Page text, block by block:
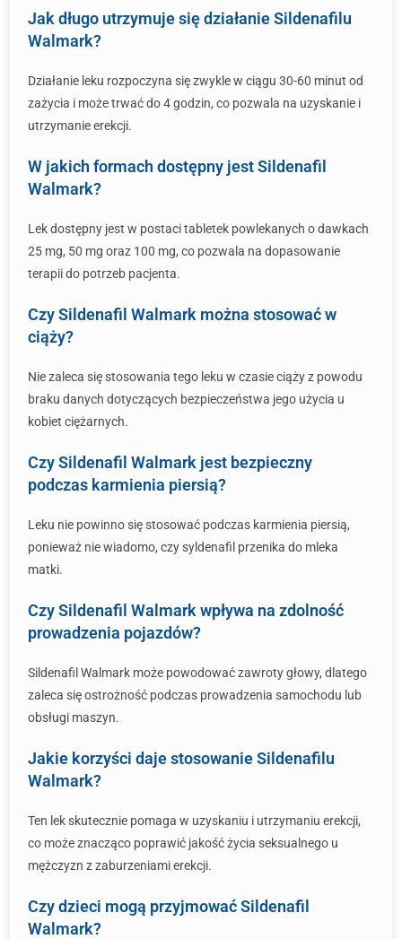
Jak długo utrzymuje się działanie Sildenafilu
Walmark?
Działanie leku rozpoczyna się zwykle w ciągu 30-60 minut od
zażycia i może trwać do 4 godzin, co pozwala na uzyskanie i
utrzymanie erekcji.
W jakich formach dostępny jest Sildenafil
Walmark?
Lek dostępny jest w postaci tabletek powlekanych o dawkach
25 mg, 50 mg oraz 100 mg, co pozwala na dopasowanie
terapii do potrzeb pacjenta.
Czy Sildenafil Walmark można stosować w
ciąży?
Nie zaleca się stosowania tego leku w czasie ciąży z powodu
braku danych dotyczących bezpieczeństwa jego użycia u
kobiet ciężarnych.
Czy Sildenafil Walmark jest bezpieczny
podczas karmienia piersią?
Leku nie powinno się stosować podczas karmienia piersią,
ponieważ nie wiadomo, czy syldenafil przenika do mleka
matki.
Czy Sildenafil Walmark wpływa na zdolność
prowadzenia pojazdów?
Sildenafil Walmark może powodować zawroty głowy, dlatego
zaleca się ostrożność podczas prowadzenia samochodu lub
obsługi maszyn.
Jakie korzyści daje stosowanie Sildenafilu
Walmark?
Ten lek skutecznie pomaga w uzyskaniu i utrzymaniu erekcji,
co może znacząco poprawić jakość życia seksualnego u
mężczyzn z zaburzeniami erekcji.
Czy dzieci mogą przyjmować Sildenafil
Walmark?